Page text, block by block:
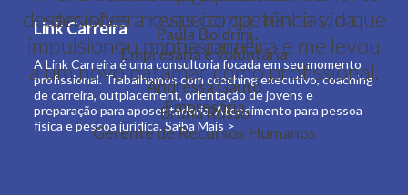
decisões à respeito da minha vida
profissional!
Andressa Gauto
Empresária
Paula Boldrini
Empresária e voluntária
desenvolver novas competências, o que
impulsionou minha carreira e me levou
a um novo patamar como profissional.
Bruna Russo
Gerente de Recursos Humanos
Link Carreira
A Link Carreira é uma consultoria focada em seu momento
profissional. Trabalhamos com coaching executivo, coaching
de carreira, outplacement, orientação de jovens e
preparação para aposentadoria. Atendimento para pessoa
física e pessoa jurídica.Saiba Mais >